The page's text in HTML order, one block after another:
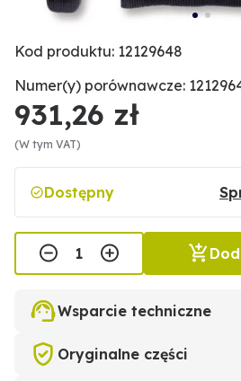
Kod produktu: 12129648
Numer(y) porównawcze:
931,26 zł
(W tym VAT)
Dostępny
Wsparcie techniczne
Oryginalne części